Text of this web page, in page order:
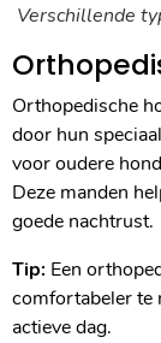
Verschillende
Orthopedische
door hun
voor oudere
Deze manden
goede nachtrust.
Tip: Een
comfortabeler te
actieve dag.